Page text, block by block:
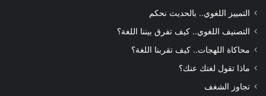
التمييز اللغوي.. بالحديث نحكم
التصنيف اللغوي.. كيف تفرق بيننا اللغة؟
محاكاة اللهجات.. كيف تقربنا اللغة؟
ماذا تقول لغتك عنك؟
تجاوز الشغف